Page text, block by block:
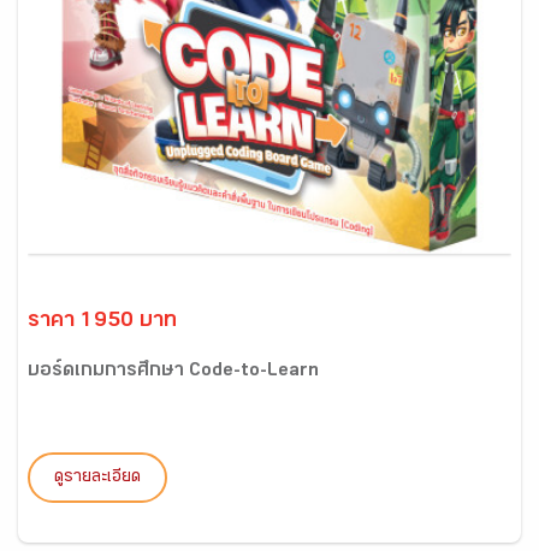
ราคา 1950 บาท
บอร์ดเกมการศึกษา Code-to-Learn
ดูรายละเอียด